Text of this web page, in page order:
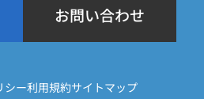
お問い合わせ
シー利用規約サイトマップ